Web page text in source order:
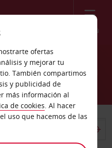
Menú
Auburn
ofertas
y mejorar tu
También compartimos
y publicidad de
más información al
de cookies. Al hacer
uso que hacemos de las